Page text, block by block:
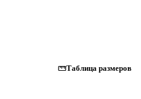
Таблица размеров